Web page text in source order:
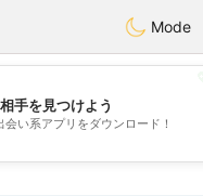
Deutsch Dating
Mode
💕
手を見つけよう
会い系アプリをダウンロード！